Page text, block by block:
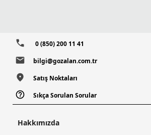
0 (850) 200 11 41
bilgi@gozalan.com.tr
Satış Noktaları
Sıkça Sorulan Sorular
Hakkımızda